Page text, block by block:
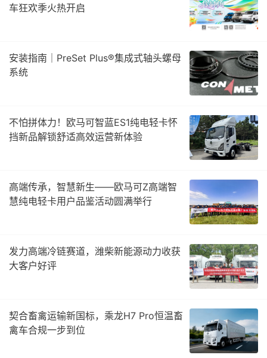
车狂欢季火热开启
安装指南｜PreSet Plus®集成式轴头螺母
系统
不怕拼体力！欧马可智蓝ES1纯电轻卡怀
挡新品解锁舒适高效运营新体验
高端传承，智慧新生——欧马可Z高端智
慧纯电轻卡用户品鉴活动圆满举行
发力高端冷链赛道，潍柴新能源动力收获
大客户好评
契合畜禽运输新国标，乘龙H7 Pro恒温畜
禽车合规一步到位